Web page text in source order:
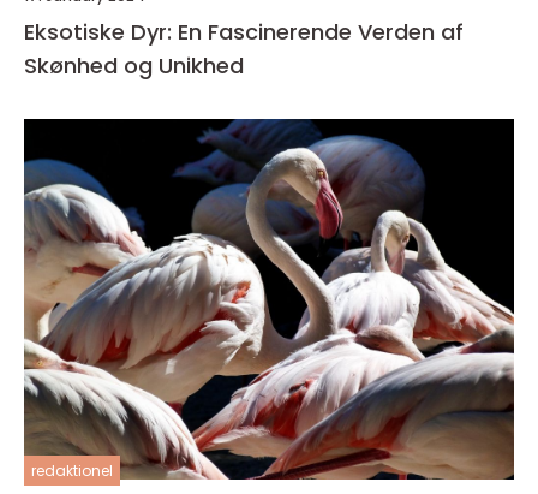
Eksotiske Dyr: En Fascinerende Verden af
Skønhed og Unikhed
redaktionel